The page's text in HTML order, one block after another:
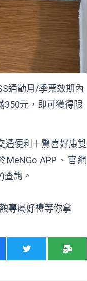
通勤月/季票效期內
350元，即可獲得限
通便利＋驚喜好康雙
APP、官網
詢。
專屬好禮等你拿